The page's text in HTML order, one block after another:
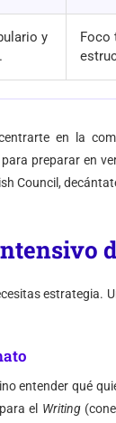
y
Foco
en la
preparar en
Council,
estrategia.
entender qué
el Writing